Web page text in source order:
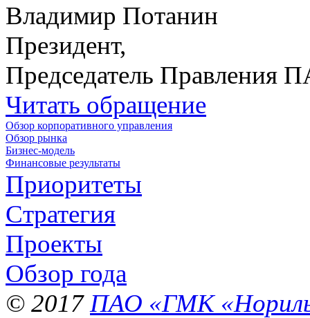
Владимир Потанин
Президент,
Председатель Правления
Читать обращение
Обзор корпоративного управления
Обзор рынка
Бизнес-модель
Финансовые результаты
Приоритеты
Стратегия
Проекты
Обзор года
© 2017 ПАО «ГМК